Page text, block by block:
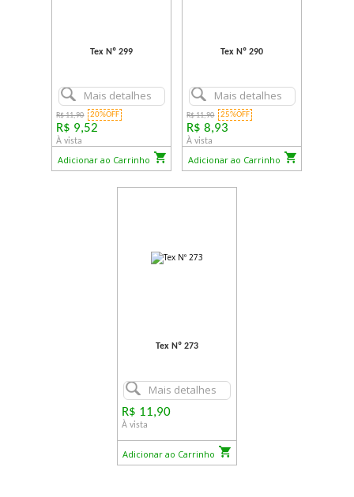
Tex Nº 299
Mais detalhes
R$ 11,90 20%OFF
R$ 9,52
À vista
Adicionar ao Carrinho
Tex Nº 290
Mais detalhes
R$ 11,90 25%OFF
R$ 8,93
À vista
Adicionar ao Carrinho
Tex Nº 273
Mais detalhes
R$ 11,90
À vista
Adicionar ao Carrinho